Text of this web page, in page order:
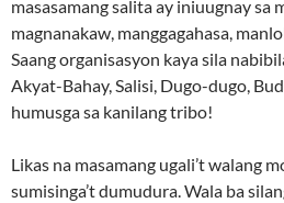
masasamang salita ay iniuugnay sa
magnanakaw, manggagahasa,
Saang organisasyon kaya sila
Akyat-Bahay, Salisi, Dugo-dugo,
humusga sa kanilang tribo!
Likas na masamang ugali’t walang
sumisinga’t dumudura. Wala ba